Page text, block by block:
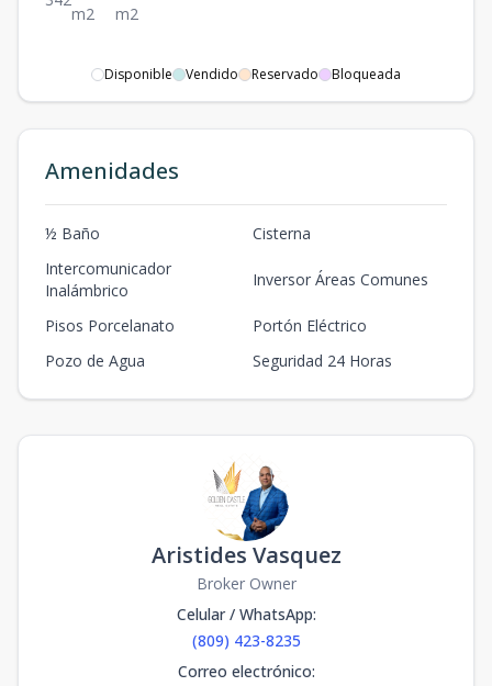
m2
m2
Disponible Vendido Reservado Bloqueada
Amenidades
½ Baño
Cisterna
Intercomunicador
Inalámbrico
Inversor Áreas Comunes
Pisos Porcelanato
Portón Eléctrico
Pozo de Agua
Seguridad 24 Horas
Aristides Vasquez
Broker Owner
Celular / WhatsApp:
(809) 423-8235
Correo electrónico: